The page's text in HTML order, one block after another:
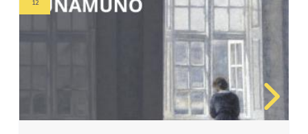
12